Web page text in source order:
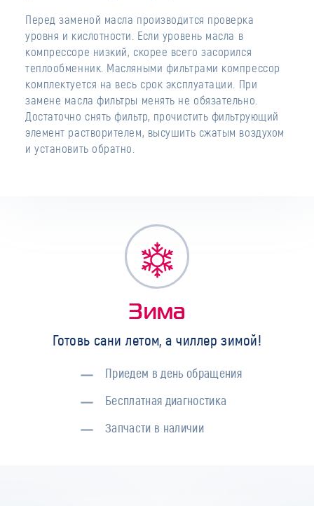
Перед заменой масла производится проверка
уровня и кислотности. Если уровень масла в
компрессоре низкий, скорее всего засорился
теплообменник. Масляными фильтрами компрессор
комплектуется на весь срок эксплуатации. При
замене масла фильтры менять не обязательно.
Достаточно снять фильтр, прочистить фильтрующий
элемент растворителем, высушить сжатым воздухом
и установить обратно.
Зима
Готовь сани летом, а чиллер зимой!
Приедем в день обращения
Бесплатная диагностика
Запчасти в наличии